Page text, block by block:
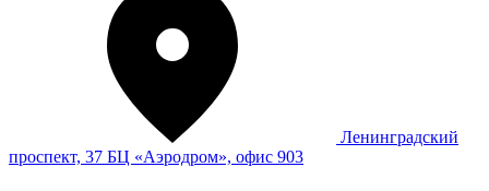
Ленинградский
проспект, 37 БЦ «Аэродром», офис 903